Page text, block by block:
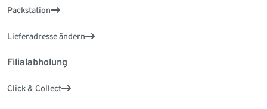
Packstation
Lieferadresse ändern
Filialabholung
Click & Collect